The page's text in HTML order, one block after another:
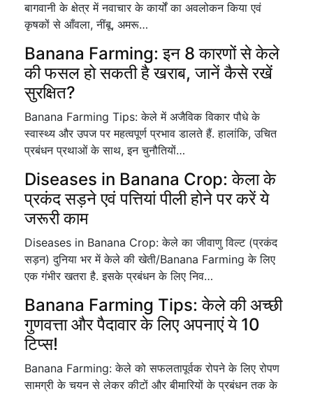
बागवानी के क्षेत्र में नवाचार के कार्यों का अवलोकन किया एवं
कृषकों से आँवला, नींबू, अमरू…
Banana Farming: इन 8 कारणों से केले
की फसल हो सकती है खराब, जानें कैसे रखें
सुरक्षित?
Banana Farming Tips: केले में अजैविक विकार पौधे के
स्वास्थ्य और उपज पर महत्वपूर्ण प्रभाव डालते हैं. हालांकि, उचित
प्रबंधन प्रथाओं के साथ, इन चुनौतियों…
Diseases in Banana Crop: केला के
प्रकंद सड़ने एवं पत्तियां पीली होने पर करें ये
जरूरी काम
Diseases in Banana Crop: केले का जीवाणु विल्ट (प्रकंद
सड़न) दुनिया भर में केले की खेती/Banana Farming के लिए
एक गंभीर खतरा है. इसके प्रबंधन के लिए निव…
Banana Farming Tips: केले की अच्छी
गुणवत्ता और पैदावार के लिए अपनाएं ये 10
टिप्स!
Banana Farming: केले को सफलतापूर्वक रोपने के लिए रोपण
सामग्री के चयन से लेकर कीटों और बीमारियों के प्रबंधन तक के